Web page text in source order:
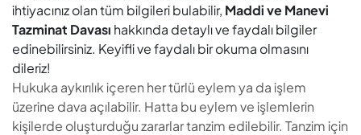
ihtiyacınız olan tüm bilgileri bulabilir, Maddi ve Manevi
Tazminat Davası hakkında detaylı ve faydalı bilgiler
edinebilirsiniz. Keyifli ve faydalı bir okuma olmasını
dileriz!
Hukuka aykırılık içeren her türlü eylem ya da işlem
üzerine dava açılabilir. Hatta bu eylem ve işlemlerin
kişilerde oluşturduğu zararlar tanzim edilebilir. Tanzim için